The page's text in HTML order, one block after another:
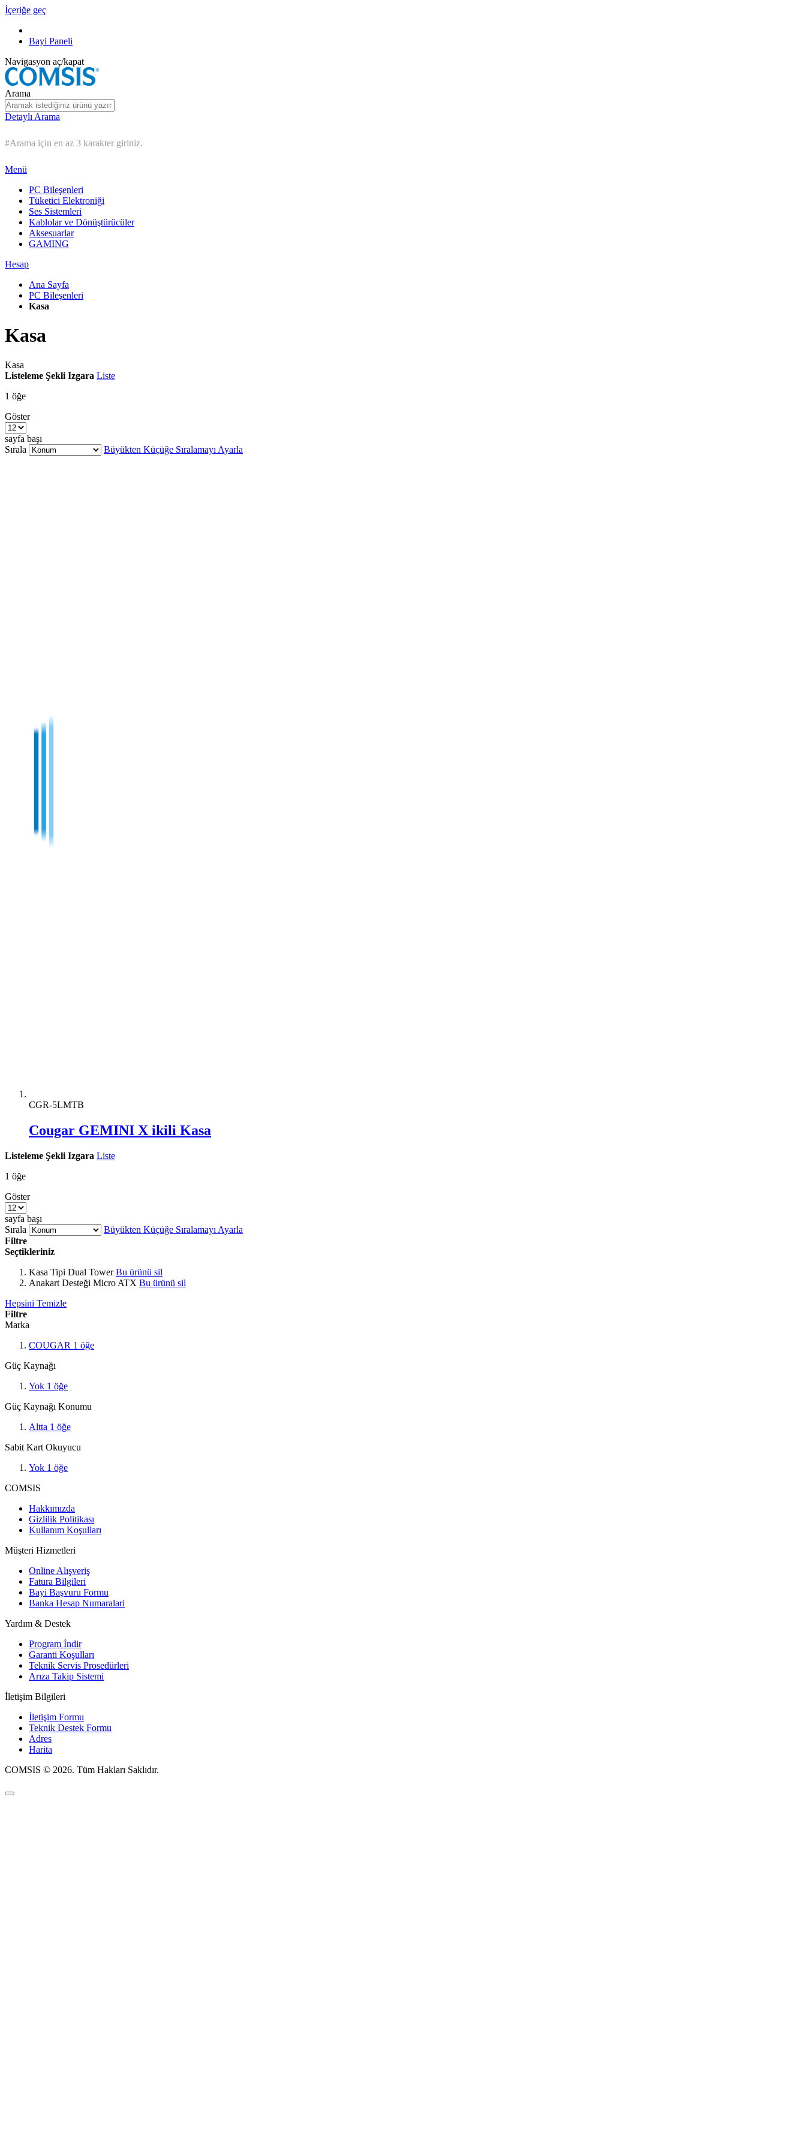
İçeriğe geç
Bayi Paneli
Navigasyon aç/kapat
Arama
Detaylı Arama
#Arama için en az 3 karakter giriniz.
Menü
PC Bileşenleri
Tüketici Elektroniği
Ses Sistemleri
Kablolar ve Dönüştürücüler
Aksesuarlar
GAMING
Hesap
Ana Sayfa
PC Bileşenleri
Kasa
Kasa
Kasa
Listeleme Şekli Izgara Liste
1 öğe
Göster
sayfa başı
Sırala
Büyükten Küçüğe Sıralamayı Ayarla
CGR-5LMTB
Cougar GEMINI X ikili Kasa
Listeleme Şekli Izgara Liste
1 öğe
Göster
sayfa başı
Sırala
Büyükten Küçüğe Sıralamayı Ayarla
Filtre
Seçtikleriniz
Kasa Tipi Dual Tower Bu ürünü sil
Anakart Desteği Micro ATX Bu ürünü sil
Hepsini Temizle
Filtre
Marka
COUGAR 1 öğe
Güç Kaynağı
Yok 1 öğe
Güç Kaynağı Konumu
Altta 1 öğe
Sabit Kart Okuyucu
Yok 1 öğe
COMSIS
Hakkımızda
Gizlilik Politikası
Kullanım Koşulları
Müşteri Hizmetleri
Online Alışveriş
Fatura Bilgileri
Bayi Başvuru Formu
Banka Hesap Numaralari
Yardım & Destek
Program İndir
Garanti Koşulları
Teknik Servis Prosedürleri
Arıza Takip Sistemi
İletişim Bilgileri
İletişim Formu
Teknik Destek Formu
Adres
Harita
COMSIS © 2026. Tüm Hakları Saklıdır.